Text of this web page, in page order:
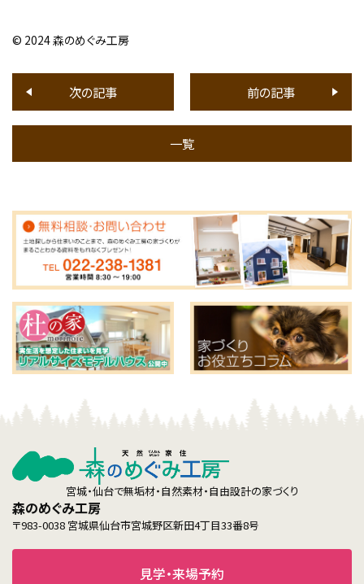
© 2024 森のめぐみ工房
次の記事
一覧
前の記事
宮城・仙台で無垢材・自然素材・自由設計の家づくり
森のめぐみ工房
〒983-0038 宮城県仙台市宮城野区新田4丁目33番8号
見学・来場予約